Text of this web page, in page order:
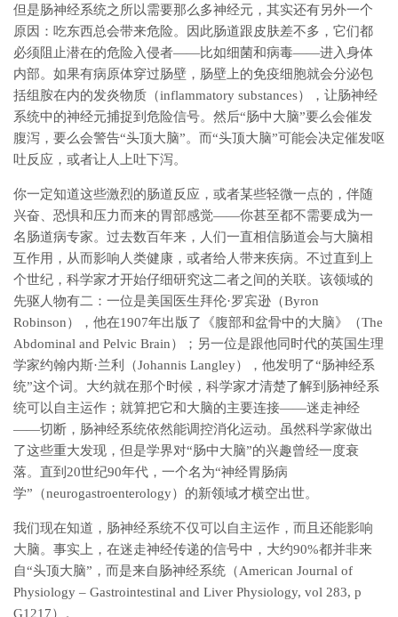
但是肠神经系统之所以需要那么多神经元，其实还有另外一个
原因：吃东西总会带来危险。因此肠道跟皮肤差不多，它们都
必须阻止潜在的危险入侵者——比如细菌和病毒——进入身体
内部。如果有病原体穿过肠壁，肠壁上的免疫细胞就会分泌包
括组胺在内的发炎物质（inflammatory substances），让肠神经
系统中的神经元捕捉到危险信号。然后“肠中大脑”要么会催发
腹泻，要么会警告“头顶大脑”。而“头顶大脑”可能会决定催发呕
吐反应，或者让人上吐下泻。
你一定知道这些激烈的肠道反应，或者某些轻微一点的，伴随
兴奋、恐惧和压力而来的胃部感觉——你甚至都不需要成为一
名肠道病专家。过去数百年来，人们一直相信肠道会与大脑相
互作用，从而影响人类健康，或者给人带来疾病。不过直到上
个世纪，科学家才开始仔细研究这二者之间的关联。该领域的
先驱人物有二：一位是美国医生拜伦·罗宾逊（Byron
Robinson），他在1907年出版了《腹部和盆骨中的大脑》（The
Abdominal and Pelvic Brain）；另一位是跟他同时代的英国生理
学家约翰内斯·兰利（Johannis Langley），他发明了“肠神经系
统”这个词。大约就在那个时候，科学家才清楚了解到肠神经系
统可以自主运作；就算把它和大脑的主要连接——迷走神经
——切断，肠神经系统依然能调控消化运动。虽然科学家做出
了这些重大发现，但是学界对“肠中大脑”的兴趣曾经一度衰
落。直到20世纪90年代，一个名为“神经胃肠病
学”（neurogastroenterology）的新领域才横空出世。
我们现在知道，肠神经系统不仅可以自主运作，而且还能影响
大脑。事实上，在迷走神经传递的信号中，大约90%都并非来
自“头顶大脑”，而是来自肠神经系统（American Journal of
Physiology – Gastrointestinal and Liver Physiology, vol 283, p
G1217）。